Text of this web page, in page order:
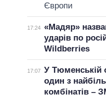
Європи
17:24 «Мадяр»
ударів по
Wildberries
17:07 У Тюменській
один з
комбінатів –